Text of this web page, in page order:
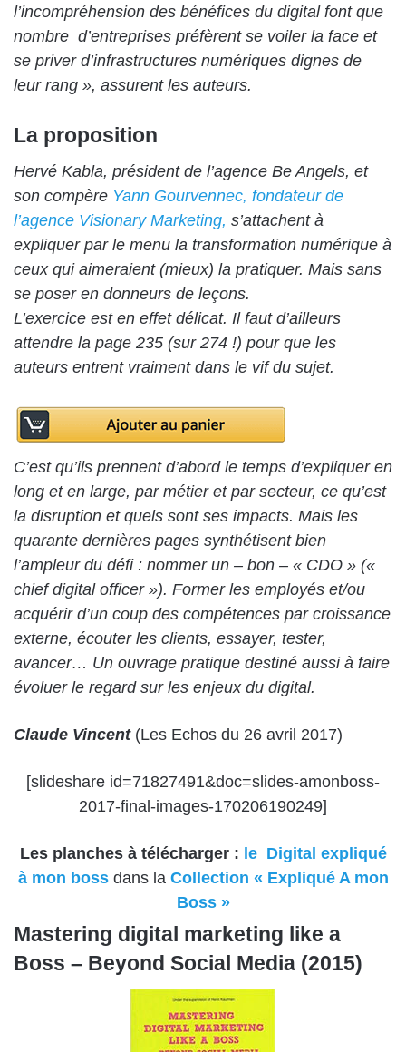
l’incompréhension des bénéfices du digital font que
nombre d’entreprises préfèrent se voiler la face et
se priver d’infrastructures numériques dignes de
leur rang », assurent les auteurs.
La proposition
Hervé Kabla, président de l’agence Be Angels, et
son compère Yann Gourvennec, fondateur de
l’agence Visionary Marketing, s’attachent à
expliquer par le menu la transformation numérique à
ceux qui aimeraient (mieux) la pratiquer. Mais sans
se poser en donneurs de leçons.
L’exercice est en effet délicat. Il faut d’ailleurs
attendre la page 235 (sur 274 !) pour que les
auteurs entrent vraiment dans le vif du sujet.
C’est qu’ils prennent d’abord le temps d’expliquer en
long et en large, par métier et par secteur, ce qu’est
la disruption et quels sont ses impacts. Mais les
quarante dernières pages synthétisent bien
l’ampleur du défi : nommer un – bon – « CDO » («
chief digital officer »). Former les employés et/ou
acquérir d’un coup des compétences par croissance
externe, écouter les clients, essayer, tester,
avancer… Un ouvrage pratique destiné aussi à faire
évoluer le regard sur les enjeux du digital.
Claude Vincent (Les Echos du 26 avril 2017)
[slideshare id=71827491&doc=slides-amonboss-
2017-final-images-170206190249]
Les planches à télécharger : le Digital expliqué
à mon boss dans la Collection « Expliqué A mon
Boss »
Mastering digital marketing like a
Boss – Beyond Social Media (2015)